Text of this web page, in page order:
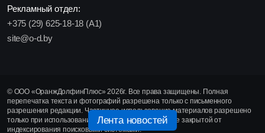
Рекламный отдел:
+375 (29) 625-18-18 (A1)
site@o-d.by
© ООО «ОранжДолфинПлюс» 2026г. Все права защищены. Полная
перепечатка текста и фотографий разрешена только с письменного
разрешения редакции. Частичное использование материалов разрешено
только при использовании активной гиперссылки, не закрытой от
индексирования поисковыми системами.
Лента новостей